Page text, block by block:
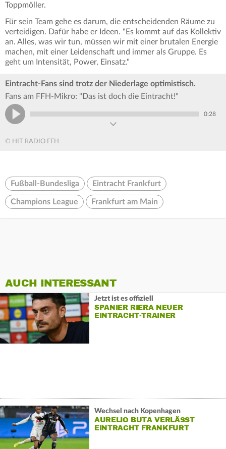
Toppmöller.
Für sein Team gehe es darum, die entscheidenden Räume zu
verteidigen. Dafür habe er Ideen. "Es kommt auf das Kollektiv
an. Alles, was wir tun, müssen wir mit einer brutalen Energie
machen, mit einer Leidenschaft und immer als Gruppe. Es
geht um Intensität, Power, Einsatz."
Eintracht-Fans sind trotz der Niederlage optimistisch.
Fans am FFH-Mikro: "Das ist doch die Eintracht!"
0:28
© HIT RADIO FFH
Fußball-Bundesliga Eintracht Frankfurt
Champions League Frankfurt am Main
AUCH INTERESSANT
Jetzt ist es offiziell
SPANIER RIERA NEUER
EINTRACHT-TRAINER
Wechsel nach Kopenhagen
AURELIO BUTA VERLÄSST
EINTRACHT FRANKFURT